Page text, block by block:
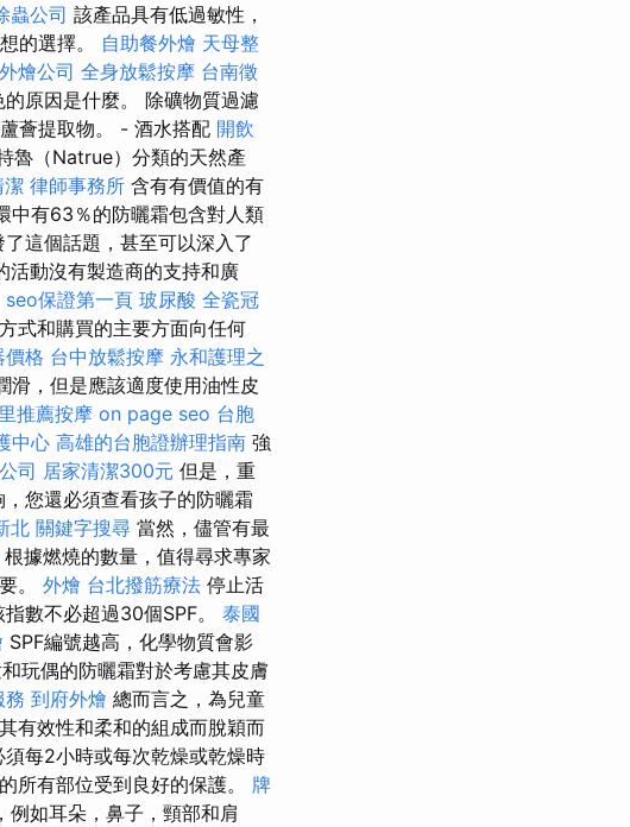
蟲公司 該產品具有低過敏性，
的選擇。 自助餐外燴 天母整
外燴公司 全身放鬆按摩 台南徵
原因是什麼。 除礦物質過濾
薈提取物。 - 酒水搭配 開飲
魯（Natrue）分類的天然產
潔 律師事務所 含有有價值的有
中有63％的防曬霜包含對人類
這個話題，甚至可以深入了
活動沒有製造商的支持和廣
seo保證第一頁 玻尿酸 全瓷冠
式和購買的主要方面向任何
價格 台中放鬆按摩 永和護理之
滑，但是應該適度使用油性皮
推薦按摩 on page seo 台胞
中心 高雄的台胞證辦理指南 強
司 居家清潔300元 但是，重
您還必須查看孩子的防曬霜
北 關鍵字搜尋 當然，儘管有最
根據燃燒的數量，值得尋求專家
。 外燴 台北撥筋療法 停止活
數不必超過30個SPF。 泰國
SPF編號越高，化學物質會影
玩偶的防曬霜對於考慮其皮膚
務 到府外燴 總而言之，為兒童
有效性和柔和的組成而脫穎而
每2小時或每次乾燥或乾燥時
所有部位受到良好的保護。 牌
例如耳朵，鼻子，頸部和肩